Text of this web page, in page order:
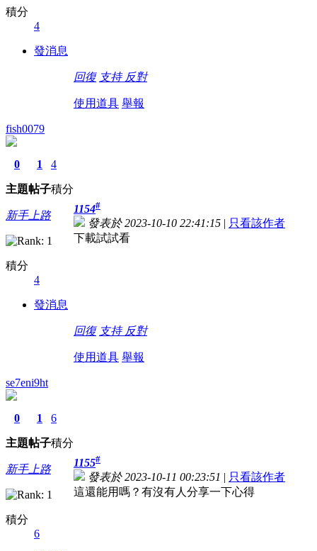
積分
4
發消息
回復 支持 反對
使用道具 舉報
fish0079
0
主題
1
帖子
4
積分
新手上路
積分
4
發消息
1154#
發表於 2023-10-10 22:41:15 | 只看該作者
下載試試看
回復 支持 反對
使用道具 舉報
se7eni9ht
0
主題
1
帖子
6
積分
新手上路
積分
6
1155#
發表於 2023-10-11 00:23:51 | 只看該作者
這還能用嗎？有沒有人分享一下心得